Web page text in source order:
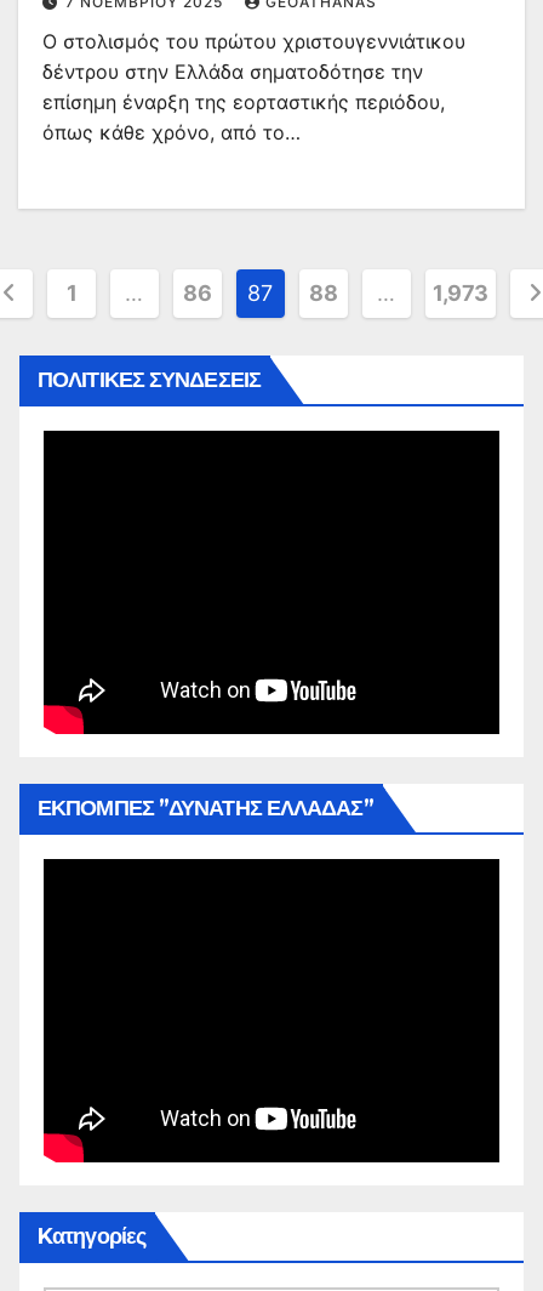
Ο στολισμός του πρώτου χριστουγεννιάτικου
δέντρου στην Ελλάδα σηματοδότησε την
επίσημη έναρξη της εορταστικής περιόδου,
όπως κάθε χρόνο, από το…
1 … 86 87 88 … 1,973
ΠΟΛΙΤΙΚΕΣ ΣΥΝΔΕΣΕΙΣ
ΕΚΠΟΜΠΕΣ ”ΔΥΝΑΤΗΣ ΕΛΛΑΔΑΣ”
Kατηγορίες